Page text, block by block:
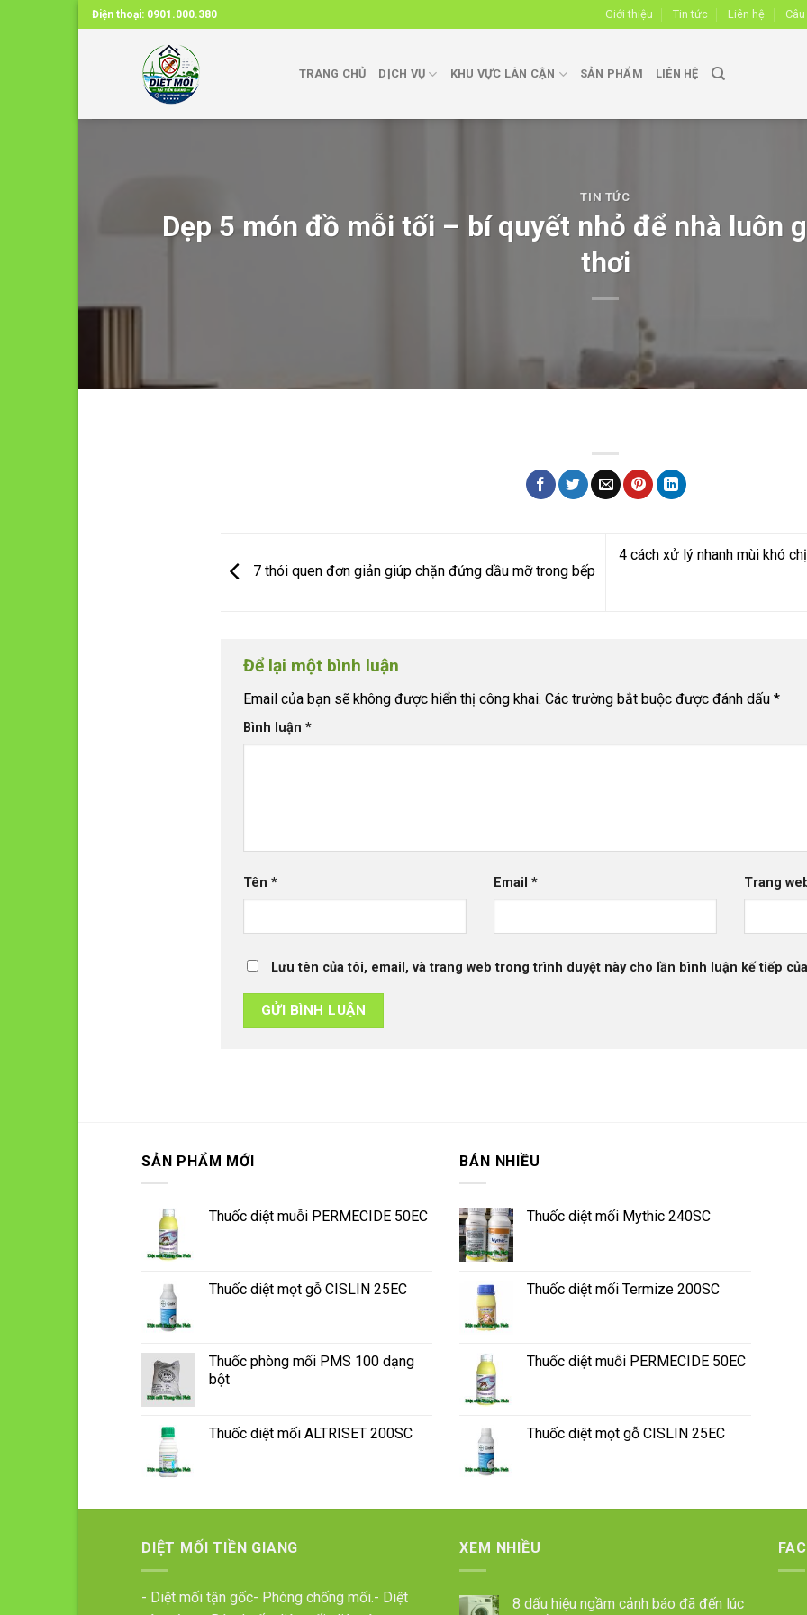
Skip
to
Điện thoại: 0901.000.380 Giới thiệu Tin tức Liên hệ
TRANG CHỦ DỊCH VỤ KHU VỰC LÂN CẬN SẢN PHẨM LIÊN HỆ
TIN TỨC
Dẹp 5 món đồ mỗi tối – bí quyết nhỏ để nhà luôn
thơi
7 thói quen đơn giản giúp chặn đứng dầu mỡ trong bếp
4 cách xử lý nhanh mùi khó
Để lại một bình luận
Email của bạn sẽ không được hiển thị công khai. Các trường bắt buộc được đánh dấu*
Bình luận*
Tên* Email* Trang
Lưu tên của tôi, email, và trang web trong trình duyệt này cho lần bình luận kế tiếp
SẢN PHẨM MỚI
Thuốc diệt muỗi PERMECIDE 50EC
Thuốc diệt mọt gỗ CISLIN 25EC
Thuốc phòng mối PMS 100 dạng
bột
Thuốc diệt mối ALTRISET 200SC
BÁN NHIỀU
Thuốc diệt mối Mythic 240SC
Thuốc diệt mối Termize 200SC
Thuốc diệt muỗi PERMECIDE 50EC
Thuốc diệt mọt gỗ CISLIN 25EC
DIỆT MỐI TIỀN GIANG
- Diệt mối tận gốc- Phòng chống mối.- Diệt
XEM NHIỀU
8 dấu hiệu ngầm cảnh báo đã đến lúc